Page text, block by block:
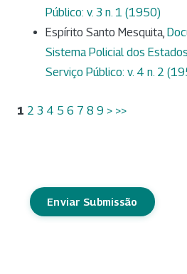
Público: v. 3 n. 1 (1950)
Espírito Santo Mesquita,
Sistema Policial dos
Serviço Público: v. 4 n. 2
1 2 3 4 5 6 7 8 9 > >>
Enviar Submissão